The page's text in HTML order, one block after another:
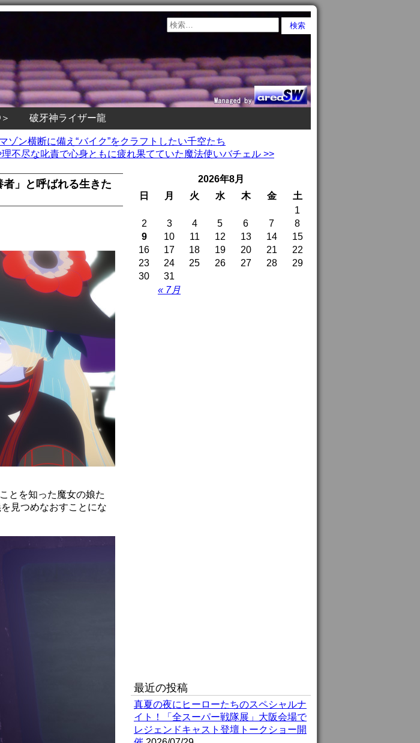
破牙神ライザー龍
ン横断に備え“バイク”をクラフトしたい千空たち
不尽な叱責で心身ともに疲れ果てていた魔法使いバチェル >>
者」と呼ばれる生きた
とを知った魔女の娘た
見つめなおすことにな
2026年8月
日
月 火 水 木 金 土
« 7月
1
2
3 4 5 6 7
8
9
10 11 12 13 14
15
16
17 18 19 20 21
22
23
24 25 26 27 28
29
30
31
最近の投稿
真夏の夜にヒーローたちのスペシャルナ
イト！「全スーパー戦隊展」大阪会場で
レジェンドキャスト登壇トークショー開